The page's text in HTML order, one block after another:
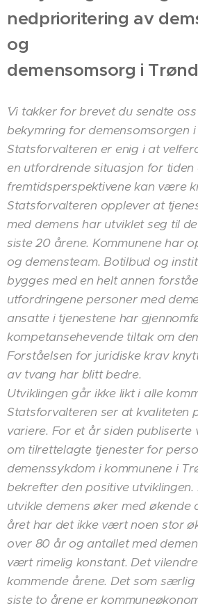
nedprioritering av
og
demensomsorg i
´Vi takker for brevet du sendte oss
bekymring for demensomsorgen
Statsforvalteren er enig i at
en utfordrende situasjon for tiden
fremtidsperspektivene kan være
Statsforvalteren opplever at
med demens har utviklet seg til
siste 20 årene. Kommunene har
og demensteam. Botilbud og
bygges med en helt annen
utfordringene personer med
ansatte i tjenestene har
kompetansehevende tiltak om
Forståelsen for juridiske krav
av tvang har blitt bedre.
Utviklingen går ikke likt i alle
Statsforvalteren ser at kvaliteten
variere. For et år siden
om tilrettelagte tjenester for
demenssykdom i kommunene i
bekrefter den positive utviklingen.
utvikle demens øker med økende
året har det ikke vært noen stor
over 80 år og antallet med
vært rimelig konstant. Det
kommende årene. Det som
siste to årene er